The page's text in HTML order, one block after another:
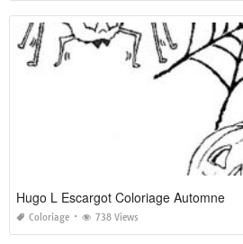
Hugo L Escargot Coloriage Automne
Coloriage 738 Views